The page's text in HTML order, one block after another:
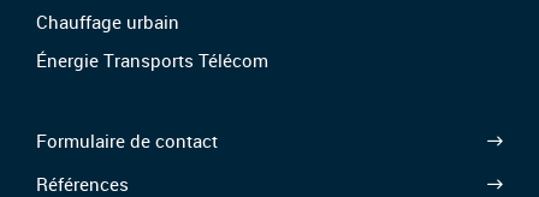
Chauffage urbain
Énergie Transports Télécom
Formulaire de contact
Références